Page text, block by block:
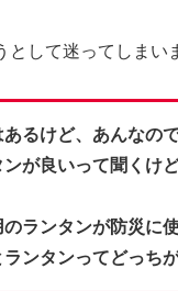
として迷ってしまい
あるけど、あんなの
ンが良いって聞くけ
のランタンが防災に
ランタンってどっち